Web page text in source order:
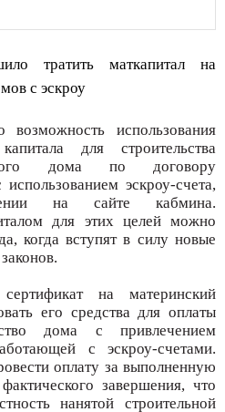
возможность использования
для строительства
дома по договору
эскроу-счета,
на сайте кабмина.
для этих целей можно
когда вступят в силу новые
на материнский
его средства для оплаты
дома с привлечением
с эскроу-счетами.
оплату за выполненную
завершения, что
нанятой строительной